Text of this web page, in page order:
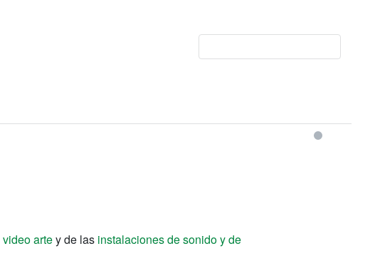
video artey de las instalaciones de sonido y de